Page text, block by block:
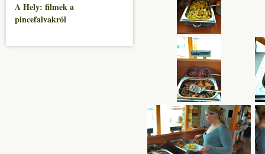
A Hely: filmek a
pincefalvakról